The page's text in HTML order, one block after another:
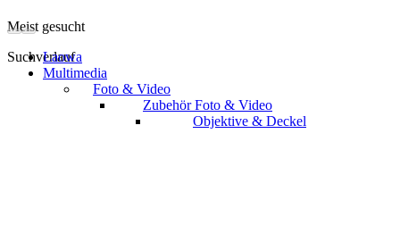
Meist gesucht
Suchverlauf
Laowa
Multimedia
Foto & Video
Zubehör Foto & Video
Objektive & Deckel